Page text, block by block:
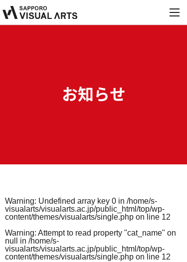
職業実践専門課程設置校
アドビ認定専門学校
学科・コース
PA&レコーディングエンジニア専攻
総合音楽専攻
ミュージッククリエイター専攻
ヴォーカル専攻
オープンキャンパス
進学相談会
学校説明会・個別相談
就職実績
デビュー実績
募集要項
募集学科・定員
学費・諸費用
高校生の方へ 保護者の方へ
高校教員の方へ
資料請求 お問い合わせ
お知らせ
Warning: Undefined array key 0 in /home/s-
visualarts/visualarts.ac.jp/public_html/top/wp-
content/themes/visualarts/single.php on line 12
Warning: Attempt to read property "cat_name" on
null in /home/s-
visualarts/visualarts.ac.jp/public_html/top/wp-
content/themes/visualarts/single.php on line 12